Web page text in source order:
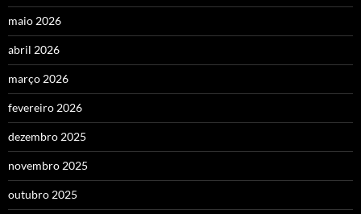
maio 2026
abril 2026
março 2026
fevereiro 2026
dezembro 2025
novembro 2025
outubro 2025